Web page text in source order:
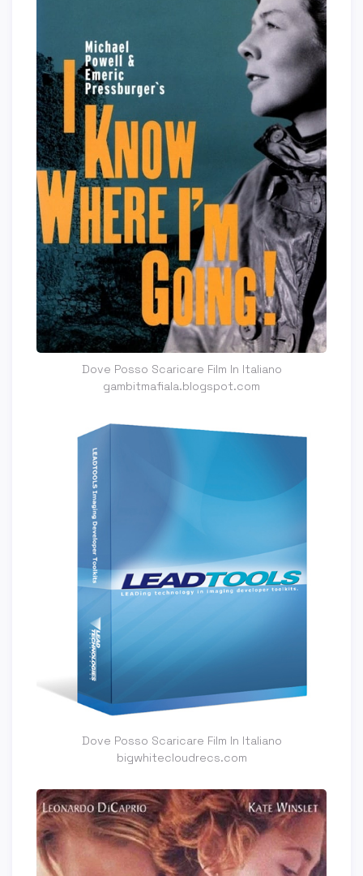
Dove Posso Scaricare Film In Italiano
gambitmafiala.blogspot.com
Dove Posso Scaricare Film In Italiano
bigwhitecloudrecs.com